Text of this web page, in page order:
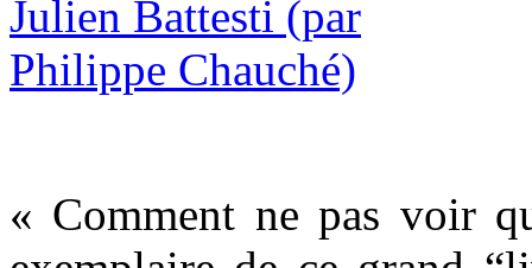
« Comment ne pas voir